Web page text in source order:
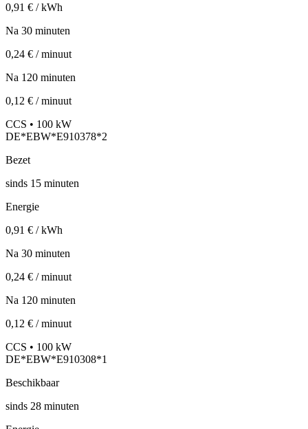
0,91 € / kWh
Na 30 minuten
0,24 € / minuut
Na 120 minuten
0,12 € / minuut
CCS • 100 kW
DE*EBW*E910378*2
Bezet
sinds 15 minuten
Energie
0,91 € / kWh
Na 30 minuten
0,24 € / minuut
Na 120 minuten
0,12 € / minuut
CCS • 100 kW
DE*EBW*E910308*1
Beschikbaar
sinds 28 minuten